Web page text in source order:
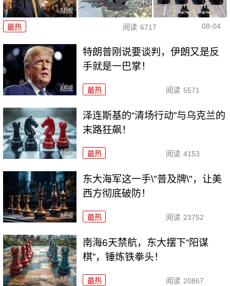
最热 阅读 6717 08-04
特朗普刚说要谈判，伊朗又是反
手就是一巴掌！
最热 阅读 5571
泽连斯基的“清场行动”与乌克兰的
末路狂飙！
最热 阅读 4153
东大海军这一手\"普及牌\"，让美
西方彻底破防！
最热 阅读 23752
南海6天禁航，东大摆下“阳谋
棋”，锤炼铁拳头！
最热 阅读 20867